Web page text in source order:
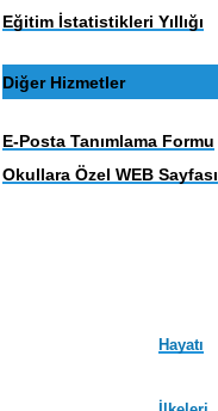
Eğitim İstatistikleri Yıllığı
Diğer Hizmetler
E-Posta Tanımlama Formu
Okullara Özel WEB Sayfası
Hayatı